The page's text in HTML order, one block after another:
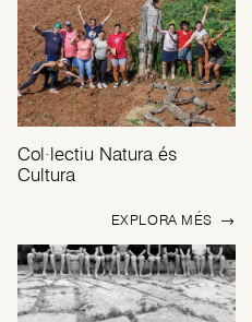
Col·lectiu Natura és
Cultura
EXPLORA MÉS →